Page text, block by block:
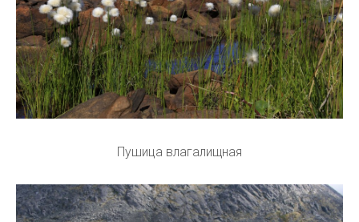
Пушица влагалищная